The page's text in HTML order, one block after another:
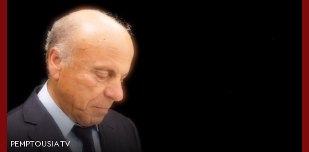
PEMPTOUSIA TV